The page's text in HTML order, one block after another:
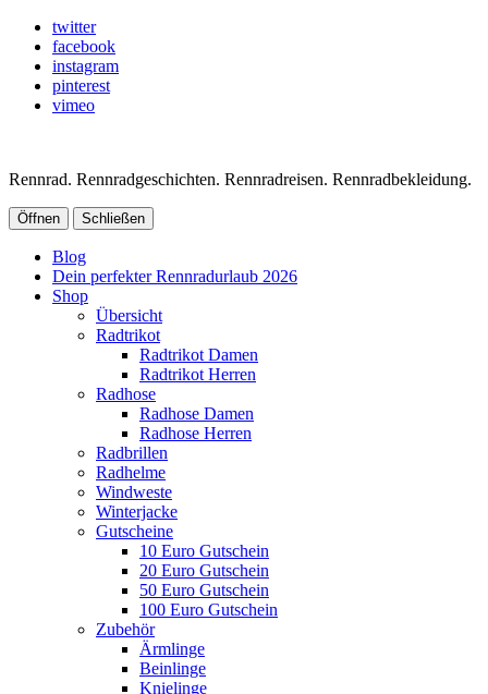
twitter
facebook
instagram
pinterest
vimeo
Rennrad. Rennradgeschichten. Rennradreisen. Rennradbekleidung.
Öffnen Schließen
Blog
Dein perfekter Rennradurlaub 2026
Shop
Übersicht
Radtrikot
Radtrikot Damen
Radtrikot Herren
Radhose
Radhose Damen
Radhose Herren
Radbrillen
Radhelme
Windweste
Winterjacke
Gutscheine
10 Euro Gutschein
20 Euro Gutschein
50 Euro Gutschein
100 Euro Gutschein
Zubehör
Ärmlinge
Beinlinge
Knielinge